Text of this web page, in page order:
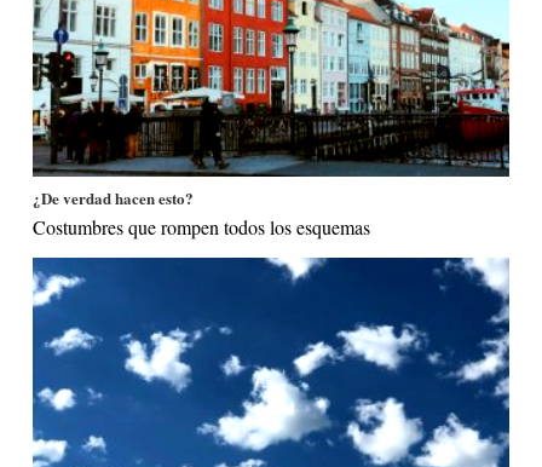
¿De verdad hacen esto?
Costumbres que rompen todos los esquemas